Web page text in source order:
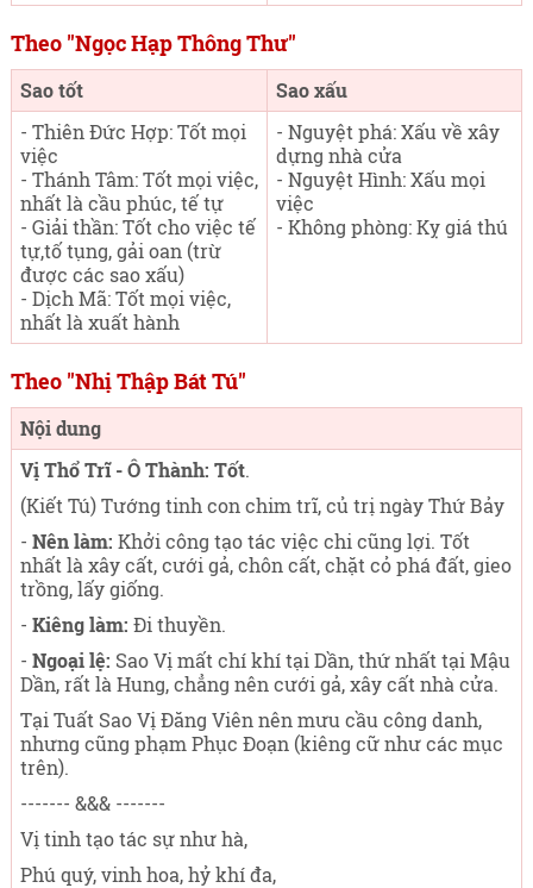
Theo "Ngọc Hạp Thông Thư"
Sao tốt
Sao xấu
- Thiên Đức Hợp: Tốt mọi
việc
- Thánh Tâm: Tốt mọi việc,
nhất là cầu phúc, tế tự
- Giải thần: Tốt cho việc tế
tự,tố tụng, gải oan (trừ
được các sao xấu)
- Dịch Mã: Tốt mọi việc,
nhất là xuất hành
- Nguyệt phá: Xấu về xây
dựng nhà cửa
- Nguyệt Hình: Xấu mọi
việc
- Không phòng: Kỵ giá thú
Theo "Nhị Thập Bát Tú"
Nội dung
Vị Thổ Trĩ - Ô Thành: Tốt.
(Kiết Tú) Tướng tinh con chim trĩ, củ trị ngày Thứ Bảy
- Nên làm: Khởi công tạo tác việc chi cũng lợi. Tốt
nhất là xây cất, cưới gả, chôn cất, chặt cỏ phá đất, gieo
trồng, lấy giống.
- Kiêng làm: Đi thuyền.
- Ngoại lệ: Sao Vị mất chí khí tại Dần, thứ nhất tại Mậu
Dần, rất là Hung, chẳng nên cưới gả, xây cất nhà cửa.
Tại Tuất Sao Vị Đăng Viên nên mưu cầu công danh,
nhưng cũng phạm Phục Đoạn (kiêng cữ như các mục
trên).
------- &&& -------
Vị tinh tạo tác sự như hà,
Phú quý, vinh hoa, hỷ khí đa,